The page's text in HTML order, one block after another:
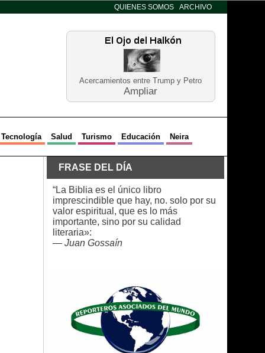
QUIENES SOMOS ARCHIVO
Acercamientos entre Trump y Petro
Ampliar
Tecnología Salud Turismo Educación Neira
FRASE DEL DÍA
“La Biblia es el único libro
imprescindible que hay, no. solo por su
valor espiritual, que es lo más
importante, sino por su calidad
literaria»:
— Juan Gossaín